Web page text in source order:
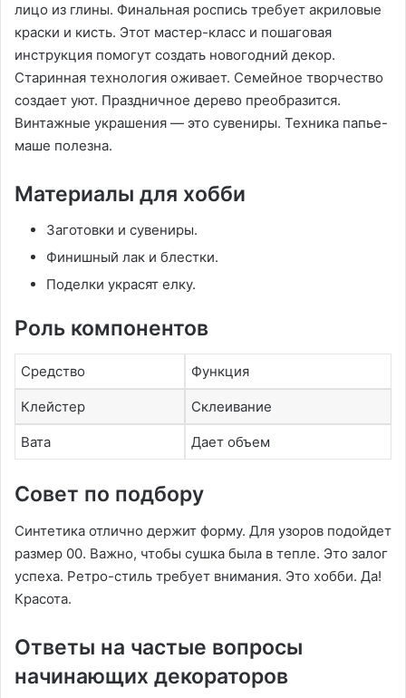
лицо из глины. Финальная роспись требует акриловые
краски и кисть. Этот мастер-класс и пошаговая
инструкция помогут создать новогодний декор.
Старинная технология оживает. Семейное творчество
создает уют. Праздничное дерево преобразится.
Винтажные украшения — это сувениры. Техника папье-
маше полезна.
Материалы для хобби
Заготовки и сувениры.
Финишный лак и блестки.
Поделки украсят елку.
Роль компонентов
Средство Функция
Клейстер Склеивание
Вата Дает объем
Совет по подбору
Синтетика отлично держит форму. Для узоров подойдет
размер 00. Важно, чтобы сушка была в тепле. Это залог
успеха. Ретро-стиль требует внимания. Это хобби. Да!
Красота.
Ответы на частые вопросы
начинающих декораторов